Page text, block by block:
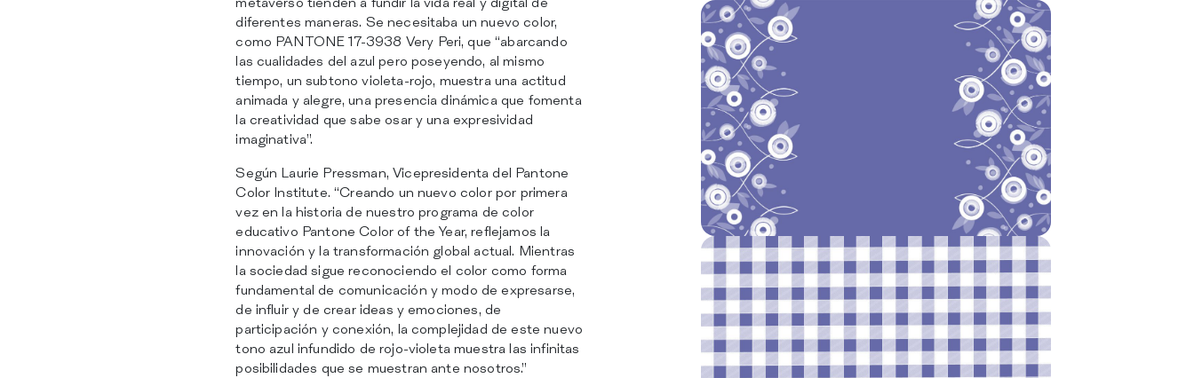
diferentes maneras. Se necesitaba un nuevo color,
como PANTONE 17-3938 Very Peri, que “abarcando
las cualidades del azul pero poseyendo, al mismo
tiempo, un subtono violeta-rojo, muestra una actitud
animada y alegre, una presencia dinámica que fomenta
la creatividad que sabe osar y una expresividad
imaginativa”.
Según Laurie Pressman, Vicepresidenta del Pantone
Color Institute. “Creando un nuevo color por primera
vez en la historia de nuestro programa de color
educativo Pantone Color of the Year, reflejamos la
innovación y la transformación global actual. Mientras
la sociedad sigue reconociendo el color como forma
fundamental de comunicación y modo de expresarse,
de influir y de crear ideas y emociones, de
participación y conexión, la complejidad de este nuevo
tono azul infundido de rojo-violeta muestra las infinitas
posibilidades que se muestran ante nosotros.”